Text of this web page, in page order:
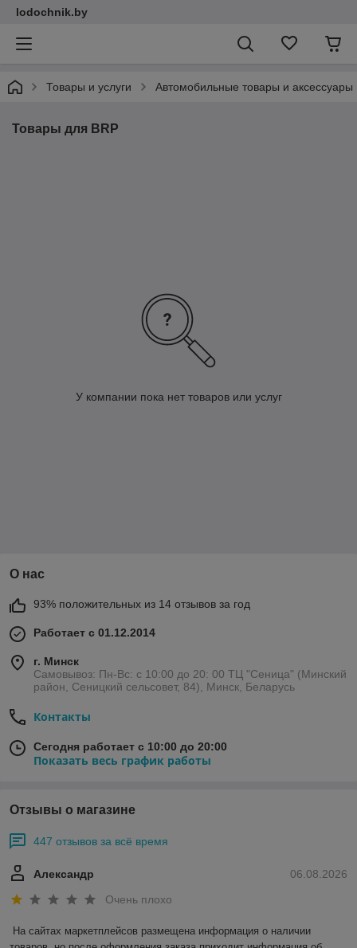
lodochnik.by
Товары и услуги Автомобильные товары и аксессуары
Товары для BRP
У компании пока нет товаров или услуг
О нас
93% положительных из 14 отзывов за год
Работает с 01.12.2014
г. Минск
Самовывоз: Пн-Вс: с 10:00 до 20: 00 ТЦ "Сеница" (Минский
район, Сеницкий сельсовет, 84), Минск, Беларусь
Контакты
Сегодня работает с 10:00 до 20:00
Показать весь график работы
Отзывы о магазине
447 отзывов за всё время
06.08.2026
Александр
Очень плохо
На сайтах маркетплейсов размещена информация о наличии